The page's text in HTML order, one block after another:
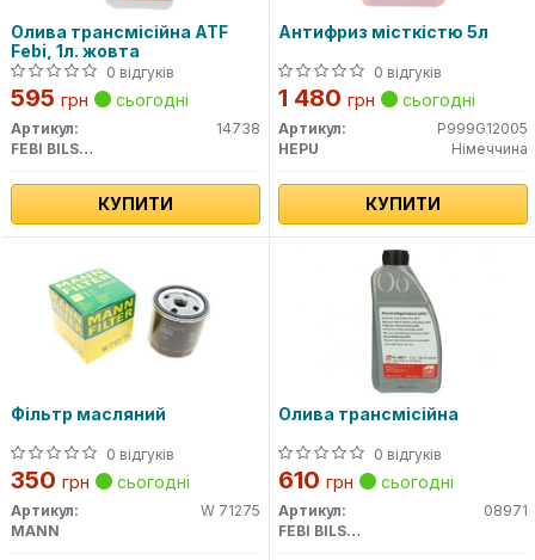
Олива трансмісійна ATF
Febi, 1л. жовта
0 відгуків
595 грн сьогодні
Артикул:
14738
FEBI BILSTEIN
КУПИТИ
Антифриз місткістю 5л
0 відгуків
1 480 грн сьогодні
Артикул:
P999G12005
HEPU
Німеччина
КУПИТИ
Фільтр масляний
0 відгуків
350 грн сьогодні
Артикул:
W 71275
MANN
Олива трансмісійна
0 відгуків
610 грн сьогодні
Артикул:
08971
FEBI BILSTEIN